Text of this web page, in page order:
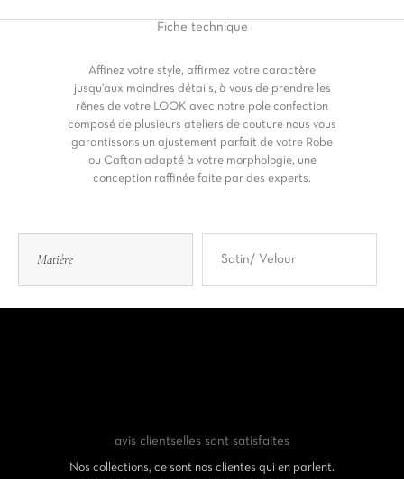
Fiche technique
Affinez votre style, affirmez votre caractère
jusqu'aux moindres détails, à vous de prendre les
rênes de votre LOOK avec notre pole confection
composé de plusieurs ateliers de couture nous vous
garantissons un ajustement parfait de votre Robe
ou Caftan adapté à votre morphologie, une
conception raffinée faite par des experts.
Matière Satin/ Velour
avis clientselles sont satisfaites
Nos collections, ce sont nos clientes qui en parlent.